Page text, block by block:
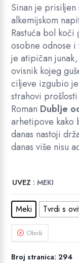
Sinan je prisiljen
alkemijskom
Rastuća bol koči
osobne odnose
je atipičan
ovisnik kojeg
ciljeve izgubio
strahovi
Roman Dublje
arhetipove kako
danas nastoji
danas više nisu
UVEZ : MEKI
Meki Tvrdi s
Obriši
Broj stranica: 294